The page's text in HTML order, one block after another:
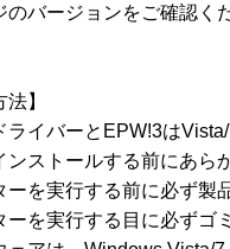
ージョンをご確認くだ
】
イバーとEPW!3は
トールする前にあら
を実行する前に必ず製
を実行する目に必ずゴ